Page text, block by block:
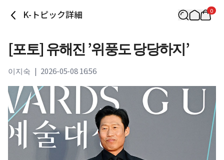
K-トピック詳細 0
[포토] 유해진 ’위풍도 당당하지’
이지숙 | 2026-05-08 16:56